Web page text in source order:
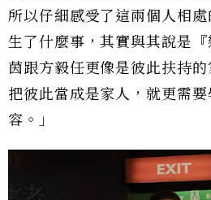
所以仔細感受了這兩個人相
生了什麼事，其實與其說是
茵跟方毅任更像是彼此扶持
把彼此當成是家人，就更需
容。」